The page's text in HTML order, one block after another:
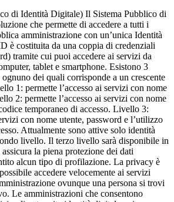
di Identità Digitale) Il Sistema Pubblico di
che permette di accedere a tutti i
amministrazione con un’unica Identità
è costituita da una coppia di credenziali
tramite cui puoi accedere ai servizi da
tablet e smartphone. Esistono 3
dei quali corrisponde a un crescente
1: permette l’accesso ai servizi con nome
2: permette l’accesso ai servizi con nome
temporaneo di accesso. Livello 3:
con nome utente, password e l’utilizzo
Attualmente sono attive solo identità
livello. Il terzo livello sarà disponibile in
la piena protezione dei dati
alcun tipo di profilazione. La privacy è
accedere velocemente ai servizi
ovunque una persona si trovi
Le amministrazioni che consentono